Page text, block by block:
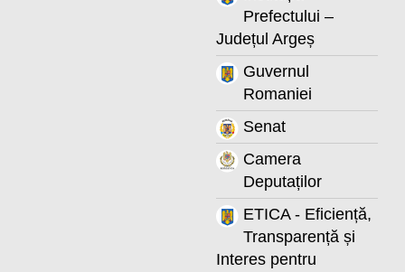
Prefectului –
Județul Argeș
Guvernul
Romaniei
Senat
Camera
Deputaților
ETICA - Eficiență,
Transparență și
Interes pentru